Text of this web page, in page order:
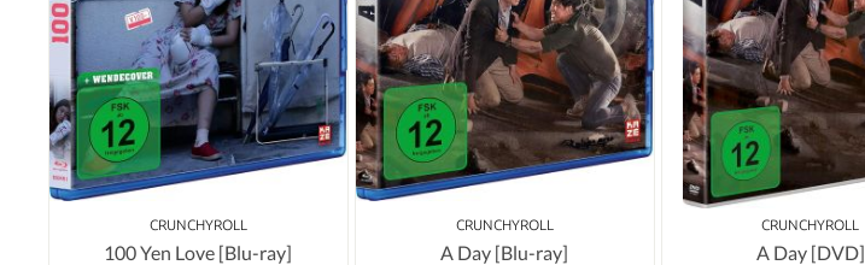
CRUNCHYROLL
100 Yen Love [Blu-ray]
CRUNCHYROLL
A Day [Blu-ray]
CRUNCHYROLL
A Day [DVD]